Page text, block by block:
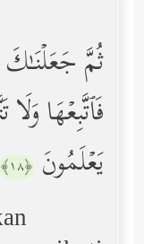
ثُمَّ
فَٱتَّبِعۡهَا
یَعۡلَمُونَ ﴿١٨﴾